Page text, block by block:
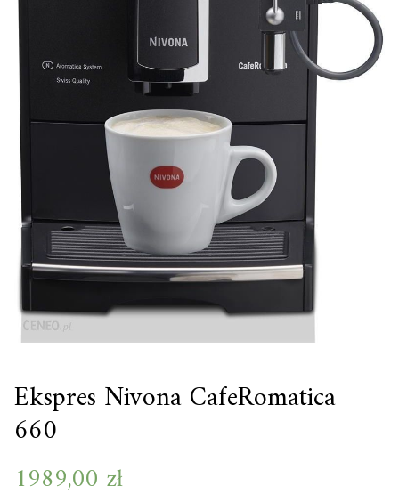
Ekspres Nivona CafeRomatica
660
1989,00 zł